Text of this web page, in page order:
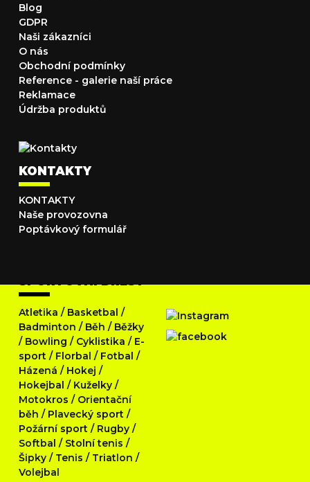
Blog
GDPR
Naši zákazníci
O nás
Obchodní podmínky
Reference - galerie naší práce
Reklamace
Údržba produktů
KONTAKTY
KONTAKTY
Naše provozovna
Poptávkový formulář
SPORTOVNÍ DRESY
Atletika / Basketbal /
Badminton / Běh / Běžky
/ Bowling / Cyklistika / E-
sport / Florbal / Fotbal /
Házená / Hokej /
Hokejbal / Kuželky /
Motokros / Orientační
běh / Plavecký sport /
Požární sport / Rugby /
Softbal / Stolní tenis /
Šipky / Tenis / Triatlon /
Volejbal